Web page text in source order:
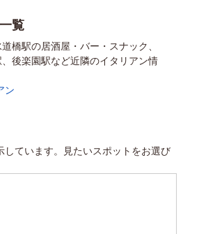
覧
橋駅の居酒屋・バー・スナック、
後楽園駅など近隣のイタリアン情
ン
ています。見たいスポットをお選び